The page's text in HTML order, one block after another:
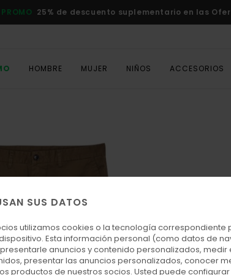
PROMO 25% de descuento suplementario en las
HOMBRE MUJER NIÑOS ACCESORIOS
SUS DATOS
utilizamos cookies o la tecnología
Esta información personal (como datos de
anuncios y contenido personalizados, medir
presentar las anuncios personalizados, conocer
productos de nuestros socios. Usted puede